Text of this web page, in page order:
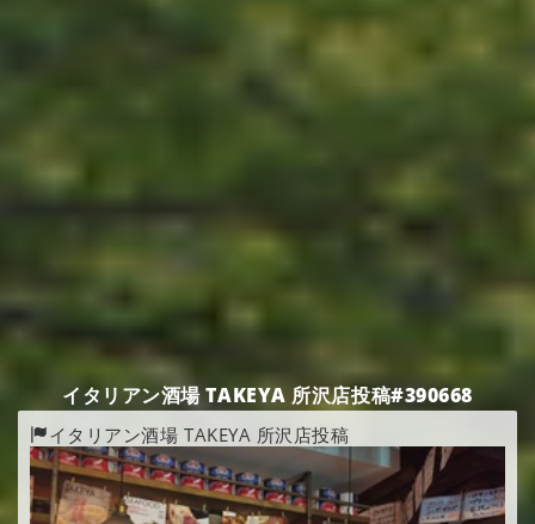
イタリアン酒場 TAKEYA 所沢店投稿#390668
イタリアン酒場 TAKEYA 所沢店投稿